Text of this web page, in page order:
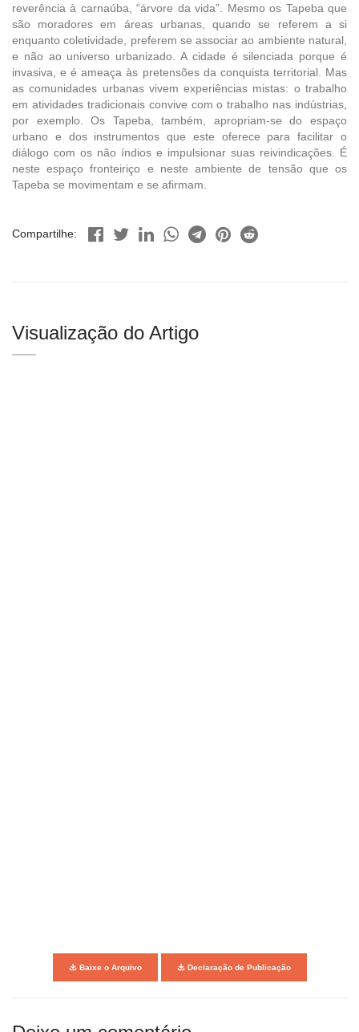
reverência à carnaúba, “árvore da vida”. Mesmo os Tapeba que
são moradores em áreas urbanas, quando se referem a si
enquanto coletividade, preferem se associar ao ambiente natural,
e não ao universo urbanizado. A cidade é silenciada porque é
invasiva, e é ameaça às pretensões da conquista territorial. Mas
as comunidades urbanas vivem experiências mistas: o trabalho
em atividades tradicionais convive com o trabalho nas indústrias,
por exemplo. Os Tapeba, também, apropriam-se do espaço
urbano e dos instrumentos que este oferece para facilitar o
diálogo com os não índios e impulsionar suas reivindicações. É
neste espaço fronteiriço e neste ambiente de tensão que os
Tapeba se movimentam e se afirmam.
Compartilhe:
Visualização do Artigo
Baixe o Arquivo Declaração de Publicação